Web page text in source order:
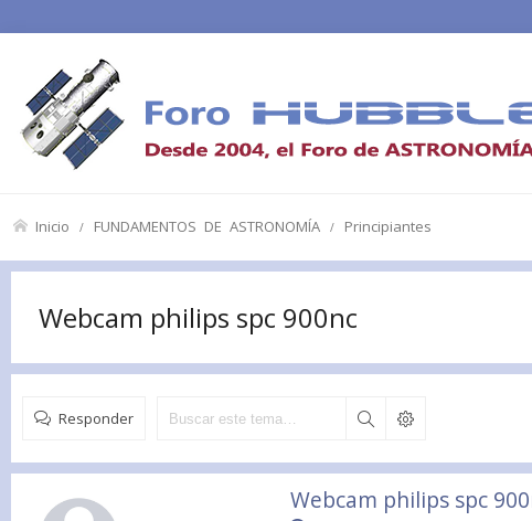
Inicio FUNDAMENTOS DE ASTRONOMÍA Principiantes
Webcam philips spc 900nc
Responder
Webcam philips spc